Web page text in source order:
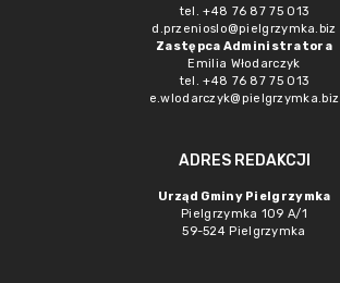
tel. +48 76 87 75 013
d.przenioslo@pielgrzymka.biz
Zastępca Administratora
Emilia Włodarczyk
tel. +48 76 87 75 013
e.wlodarczyk@pielgrzymka.biz
ADRES REDAKCJI
Urząd Gminy Pielgrzymka
Pielgrzymka 109 A/1
59-524 Pielgrzymka